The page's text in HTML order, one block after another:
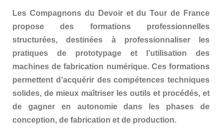
Les Compagnons du Devoir et du Tour de France
propose des formations professionnelles
structurées, destinées à professionnaliser les
pratiques de prototypage et l’utilisation des
machines de fabrication numérique. Ces formations
permettent d’acquérir des compétences techniques
solides, de mieux maîtriser les outils et procédés, et
de gagner en autonomie dans les phases de
conception, de fabrication et de production.